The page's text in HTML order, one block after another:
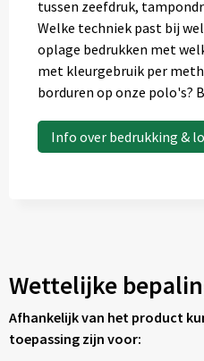
tussen zeefdruk,
Welke techniek past bij
oplage bedrukken met
met kleurgebruik per
borduren op onze polo's?
Info over bedrukking &
Wettelijke
Afhankelijk van het product
toepassing zijn voor: